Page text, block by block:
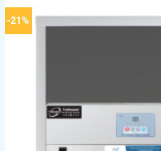
-21%